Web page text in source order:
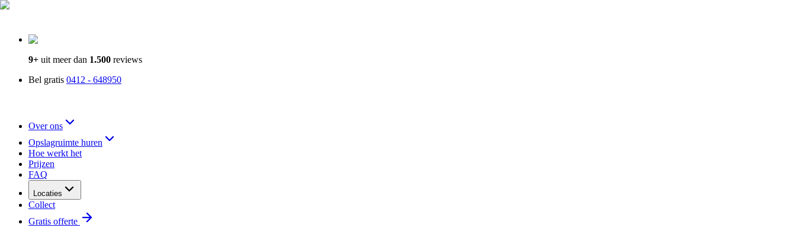
9+ uit meer dan 1.500 reviews
Bel gratis 0412 - 648950
Over ons
Opslagruimte huren
Hoe werkt het
Prijzen
FAQ
Locaties
Collect
Gratis offerte